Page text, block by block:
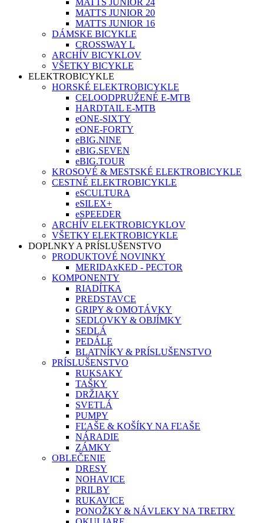
MATTS JUNIOR 24
MATTS JUNIOR 20
MATTS JUNIOR 16
DÁMSKE BICYKLE
CROSSWAY L
ARCHÍV BICYKLOV
VŠETKY BICYKLE
ELEKTROBICYKLE
HORSKÉ ELEKTROBICYKLE
CELOODPRUŽENÉ E-MTB
HARDTAIL E-MTB
eONE-SIXTY
eONE-FORTY
eBIG.NINE
eBIG.SEVEN
eBIG.TOUR
KROSOVÉ & MESTSKÉ ELEKTROBICYKLE
CESTNÉ ELEKTROBICYKLE
eSCULTURA
eSILEX+
eSPEEDER
ARCHÍV ELEKTROBICYKLOV
VŠETKY ELEKTROBICYKLE
DOPLNKY A PRÍSLUŠENSTVO
PRODUKTOVÉ NOVINKY
MERIDAxKED - PECTOR
KOMPONENTY
RIADÍTKA
PREDSTAVCE
GRIPY & OMOTÁVKY
SEDLOVKY & OBJÍMKY
SEDLÁ
PEDÁLE
BLATNÍKY & PRÍSLUŠENSTVO
PRÍSLUŠENSTVO
RUKSAKY
TAŠKY
DRŽIAKY
SVETLÁ
PUMPY
FĽAŠE & KOŠÍKY NA FĽAŠE
NÁRADIE
ZÁMKY
OBLEČENIE
DRESY
NOHAVICE
PRILBY
RUKAVICE
PONOŽKY & NÁVLEKY NA TRETRY